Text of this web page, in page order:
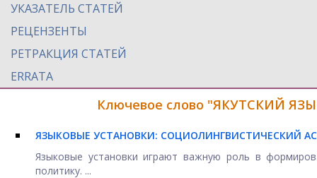
УКАЗАТЕЛЬ СТАТЕЙ
РЕЦЕНЗЕНТЫ
РЕТРАКЦИЯ СТАТЕЙ
ERRATA
Ключевое слово "ЯКУТСКИЙ
ЯЗЫКОВЫЕ УСТАНОВКИ: СОЦИОЛИНГВИСТИЧЕСКИЙ
Языковые установки играют важную роль в
политику. ...